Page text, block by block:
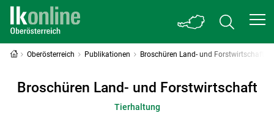
Oberösterreich Publikationen Broschüren Land- und Forstwirtschaft
Broschüren Land- und Forstwirtschaft
Tierhaltung